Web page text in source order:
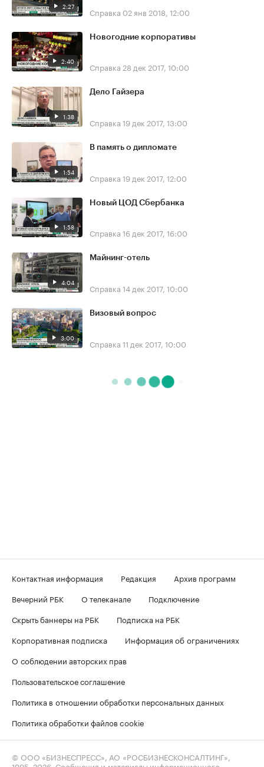
2:27 Справка 02 янв 2018, 12:00
2:40
Новогодние корпоративы
Справка 28 дек 2017, 10:00
1:38
Дело Гайзера
Справка 19 дек 2017, 13:00
1:54
В память о дипломате
Справка 19 дек 2017, 12:00
1:58
Новый ЦОД Сбербанка
Справка 16 дек 2017, 16:00
4:04
Майнинг-отель
Справка 14 дек 2017, 10:00
3:00
Визовый вопрос
Справка 11 дек 2017, 10:00
Контактная информация Редакция
Архив программ
Вечерний РБК
О телеканале
Подключение
Скрыть баннеры на РБК
Подписка на РБК
Корпоративная подписка
Информация об ограничениях
О соблюдении авторских прав
Пользовательское соглашение
Политика в отношении обработки персональных данных
Политика обработки файлов cookie
© ООО «БИЗНЕСПРЕСС», АО «РОСБИЗНЕСКОНСАЛТИНГ»,